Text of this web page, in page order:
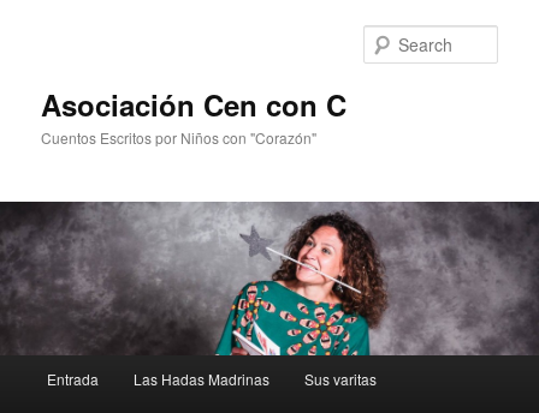
Asociación Cen con C
Cuentos Escritos por Niños con "Corazón"
Skip
Entrada Las Hadas Madrinas Sus varitas